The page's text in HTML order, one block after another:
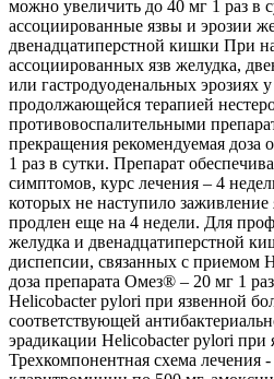
можно увеличить до 40 мг 1 раз
ассоциированные язвы и эрозии
двенадцатиперстной кишки При
ассоциированных язв желудка,
или гастродуоденальных эрозиях
продолжающейся терапией
противовоспалительными
прекращения рекомендуемая доза
1 раз в сутки. Препарат
симптомов, курс лечения – 4
которых не наступило
продлен еще на 4 недели. Для
желудка и двенадцатиперстной
диспепсии, связанных с приемом
доза препарата Омез® – 20 мг 1
Helicobacter pylori при язвенной
соответствующей
эрадикации Helicobacter pylori при
Трехкомпонентная схема лечения